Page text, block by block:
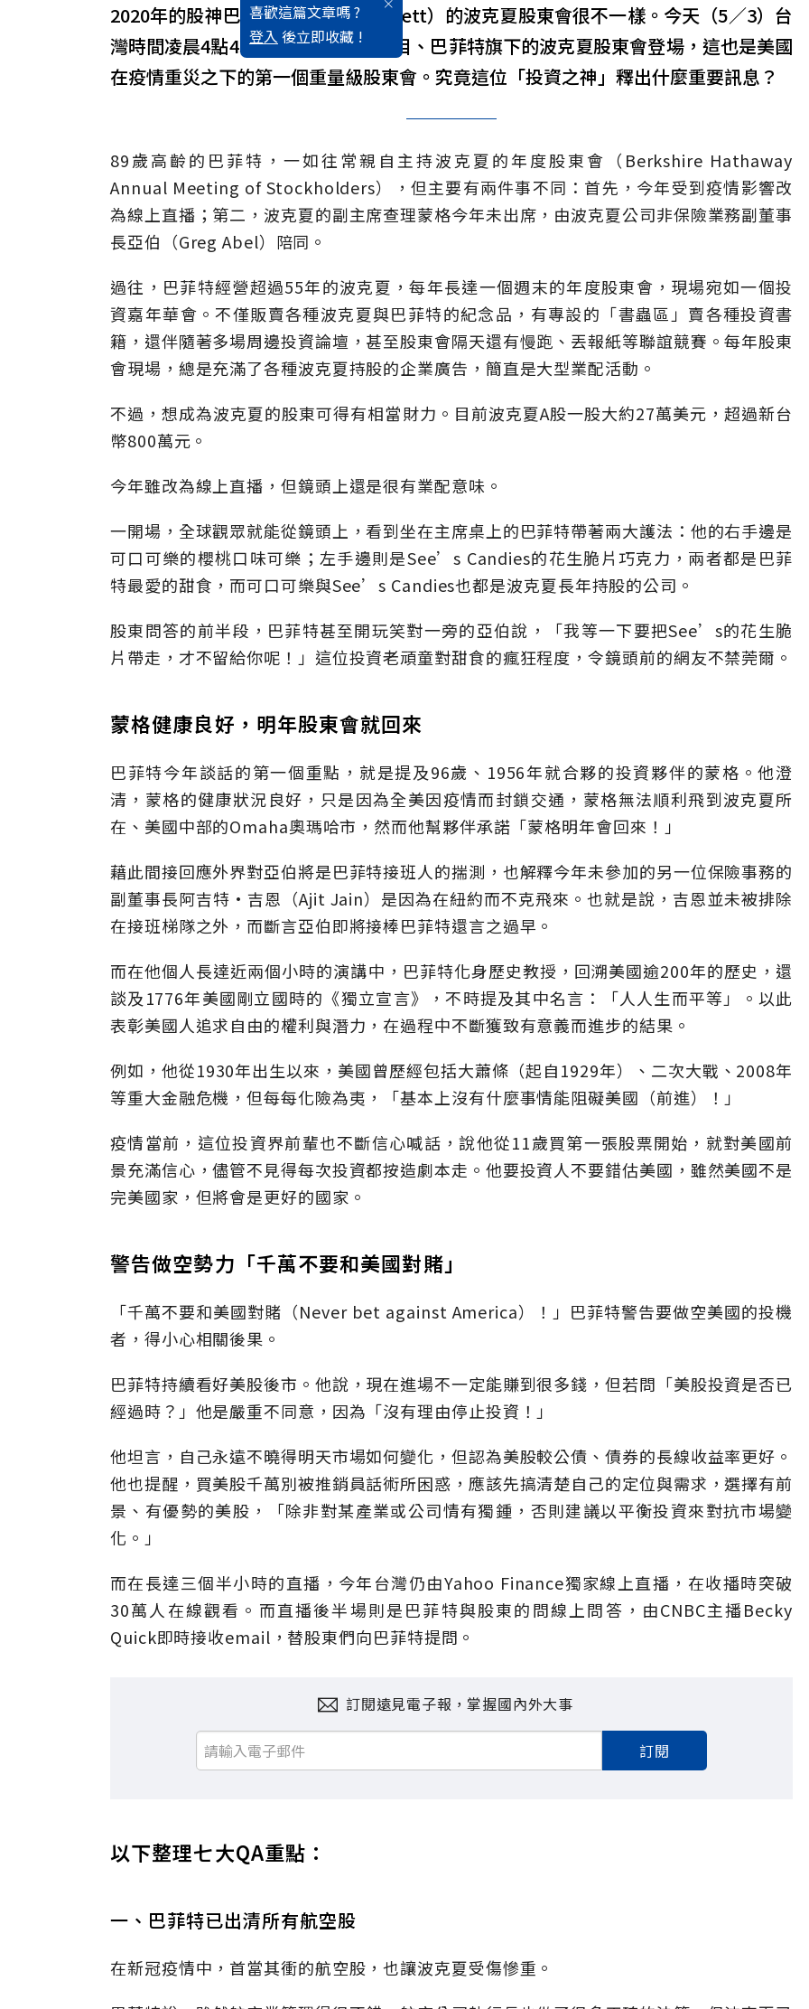
喜歡這篇文章嗎 ?
登入 後立即收藏 !
2020年的股神巴菲特（Warren Buffett）的波克夏股東會很不一樣。今天（5／3）台
灣時間凌晨4點45分，全球投資人矚目、巴菲特旗下的波克夏股東會登場，這也是美國
在疫情重災之下的第一個重量級股東會。究竟這位「投資之神」釋出什麼重要訊息？
89歲高齡的巴菲特，一如往常親自主持波克夏的年度股東會（Berkshire Hathaway
Annual Meeting of Stockholders），但主要有兩件事不同：首先，今年受到疫情影響改
為線上直播；第二，波克夏的副主席查理蒙格今年未出席，由波克夏公司非保險業務副董事
長亞伯（Greg Abel）陪同。
過往，巴菲特經營超過55年的波克夏，每年長達一個週末的年度股東會，現場宛如一個投
資嘉年華會。不僅販賣各種波克夏與巴菲特的紀念品，有專設的「書蟲區」賣各種投資書
籍，還伴隨著多場周邊投資論壇，甚至股東會隔天還有慢跑、丟報紙等聯誼競賽。每年股東
會現場，總是充滿了各種波克夏持股的企業廣告，簡直是大型業配活動。
不過，想成為波克夏的股東可得有相當財力。目前波克夏A股一股大約27萬美元，超過新台
幣800萬元。
今年雖改為線上直播，但鏡頭上還是很有業配意味。
一開場，全球觀眾就能從鏡頭上，看到坐在主席桌上的巴菲特帶著兩大護法：他的右手邊是
可口可樂的櫻桃口味可樂；左手邊則是See’s Candies的花生脆片巧克力，兩者都是巴菲
特最愛的甜食，而可口可樂與See’s Candies也都是波克夏長年持股的公司。
股東問答的前半段，巴菲特甚至開玩笑對一旁的亞伯說，「我等一下要把See’s的花生脆
片帶走，才不留給你呢！」這位投資老頑童對甜食的瘋狂程度，令鏡頭前的網友不禁莞爾。
蒙格健康良好，明年股東會就回來
巴菲特今年談話的第一個重點，就是提及96歲、1956年就合夥的投資夥伴的蒙格。他澄
清，蒙格的健康狀況良好，只是因為全美因疫情而封鎖交通，蒙格無法順利飛到波克夏所
在、美國中部的Omaha奧瑪哈市，然而他幫夥伴承諾「蒙格明年會回來！」
藉此間接回應外界對亞伯將是巴菲特接班人的揣測，也解釋今年未參加的另一位保險事務的
副董事長阿吉特·吉恩（Ajit Jain）是因為在紐約而不克飛來。也就是說，吉恩並未被排除
在接班梯隊之外，而斷言亞伯即將接棒巴菲特還言之過早。
而在他個人長達近兩個小時的演講中，巴菲特化身歷史教授，回溯美國逾200年的歷史，還
談及1776年美國剛立國時的《獨立宣言》，不時提及其中名言：「人人生而平等」。以此
表彰美國人追求自由的權利與潛力，在過程中不斷獲致有意義而進步的結果。
例如，他從1930年出生以來，美國曾歷經包括大蕭條（起自1929年）、二次大戰、2008年
等重大金融危機，但每每化險為夷，「基本上沒有什麼事情能阻礙美國（前進）！」
疫情當前，這位投資界前輩也不斷信心喊話，說他從11歲買第一張股票開始，就對美國前
景充滿信心，儘管不見得每次投資都按造劇本走。他要投資人不要錯估美國，雖然美國不是
完美國家，但將會是更好的國家。
警告做空勢力「千萬不要和美國對賭」
「千萬不要和美國對賭（Never bet against America）！」巴菲特警告要做空美國的投機
者，得小心相關後果。
巴菲特持續看好美股後市。他說，現在進場不一定能賺到很多錢，但若問「美股投資是否已
經過時？」他是嚴重不同意，因為「沒有理由停止投資！」
他坦言，自己永遠不曉得明天市場如何變化，但認為美股較公債、債券的長線收益率更好。
他也提醒，買美股千萬別被推銷員話術所困惑，應該先搞清楚自己的定位與需求，選擇有前
景、有優勢的美股，「除非對某產業或公司情有獨鍾，否則建議以平衡投資來對抗市場變
化。」
而在長達三個半小時的直播，今年台灣仍由Yahoo Finance獨家線上直播，在收播時突破
30萬人在線觀看。而直播後半場則是巴菲特與股東的問線上問答，由CNBC主播Becky
Quick即時接收email，替股東們向巴菲特提問。
訂閱遠見電子報，掌握國內外大事
訂閱
以下整理七大QA重點：
一、巴菲特已出清所有航空股
在新冠疫情中，首當其衝的航空股，也讓波克夏受傷慘重。